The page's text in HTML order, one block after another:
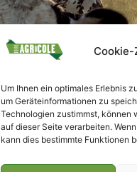
Um Ihnen ein optimales Erlebnis
um Geräteinformationen zu
Technologien zustimmst, können
auf dieser Seite verarbeiten.
kann dies bestimmte Funktionen